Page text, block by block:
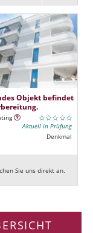
Objekt befindet
Aktuell in Prüfung
Denkmal
Sie uns direkt an.